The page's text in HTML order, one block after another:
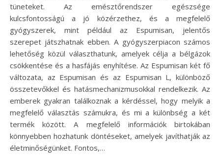
tüneteket. Az emésztőrendszer egészsége
kulcsfontosságú a jó közérzethez, és a megfelelő
gyógyszerek, mint például az Espumisan, jelentős
szerepet játszhatnak ebben. A gyógyszerpiacon számos
lehetőség közül választhatunk, amelyek célja a bélgázok
csökkentése és a hasfájás enyhítése. Az Espumisan két fő
változata, az Espumisan és az Espumisan L, különböző
összetevőkkel és hatásmechanizmusokkal rendelkezik. Az
emberek gyakran találkoznak a kérdéssel, hogy melyik a
megfelelő választás számukra, és mi a különbség a két
termék között. A megfelelő információk birtokában
könnyebben hozhatunk döntéseket, amelyek javíthatják az
életminőségünket. Fontos,…